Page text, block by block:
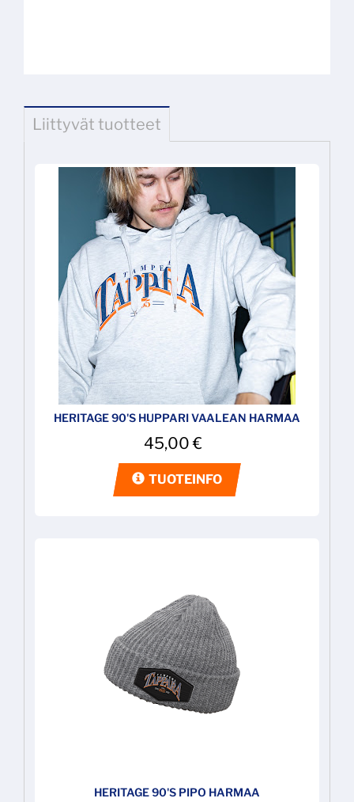
Liittyvät tuotteet
HERITAGE 90'S HUPPARI VAALEAN HARMAA
45,00€
TUOTEINFO
HERITAGE 90'S PIPO HARMAA